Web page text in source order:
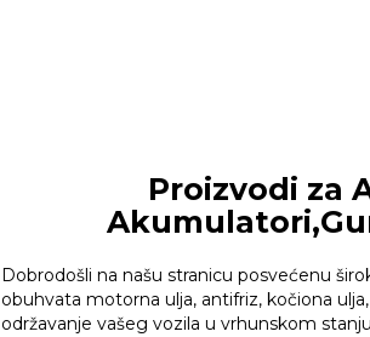
Proizvodi za
Dobrodošli na našu stranicu posvećenu
obuhvata motorna ulja, antifriz, kočiona
održavanje vašeg vozila u vrhunskom